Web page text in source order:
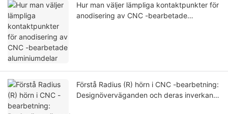
Hur man väljer lämpliga kontaktpunkter för
anodisering av CNC -bearbetade
Förstå Radius (R) hörn i CNC -bearbetning:
Designöverväganden och deras inverkan